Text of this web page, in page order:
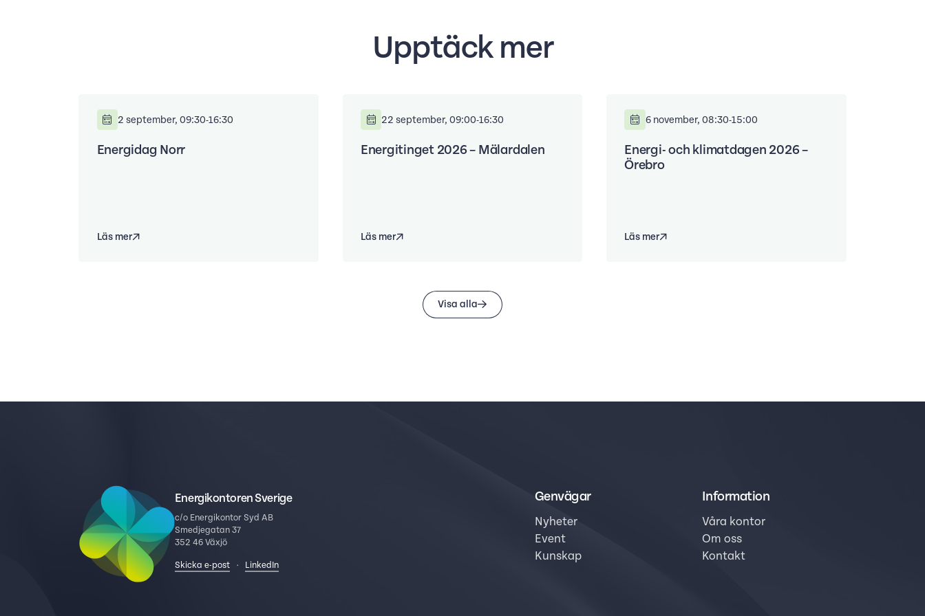
Upptäck mer
2 september, 09:30-16:30
Energidag Norr
Läs mer
22 september, 09:00-16:30
Energitinget 2026 – Mälardalen
Läs mer
6 november, 08:30-15:00
Energi- och klimatdagen 2026 –
Örebro
Läs mer
Visa alla
Energikontoren Sverige
c/o Energikontor Syd AB
Smedjegatan 37
352 46 Växjö
Skicka e-post· LinkedIn
Genvägar
Nyheter
Event
Kunskap
Information
Våra kontor
Om oss
Kontakt